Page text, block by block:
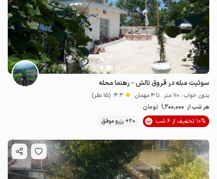
سوئیت مبله در قروق تالش - رهنما محله
بدون خواب . 70 متر . تا 4 مهمان 4.3 (15 نظر)
هر شب از 1٬200٬000 تومان
10% تخفیف از 6 شب
20+ رزرو موفق